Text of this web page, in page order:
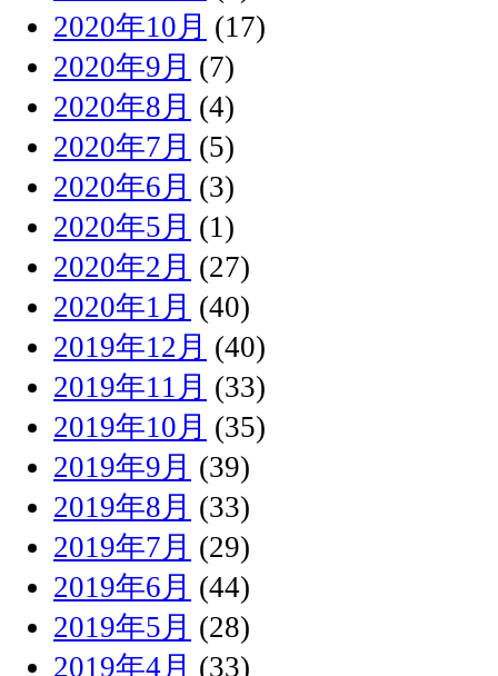
2020年10月 (17)
2020年9月 (7)
2020年8月 (4)
2020年7月 (5)
2020年6月 (3)
2020年5月 (1)
2020年2月 (27)
2020年1月 (40)
2019年12月 (40)
2019年11月 (33)
2019年10月 (35)
2019年9月 (39)
2019年8月 (33)
2019年7月 (29)
2019年6月 (44)
2019年5月 (28)
2019年4月 (33)